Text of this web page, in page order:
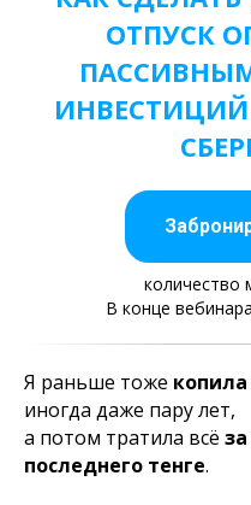
ОТПУСК
ИНВЕСТИЦИЙ
количество
В конце
Я раньше тоже
иногда даже пару лет,
а потом тратила всё
последнего тенге.